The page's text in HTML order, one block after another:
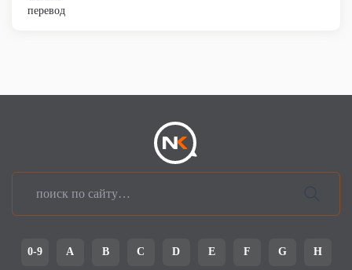
перевод
0-9 A B C D E F G H